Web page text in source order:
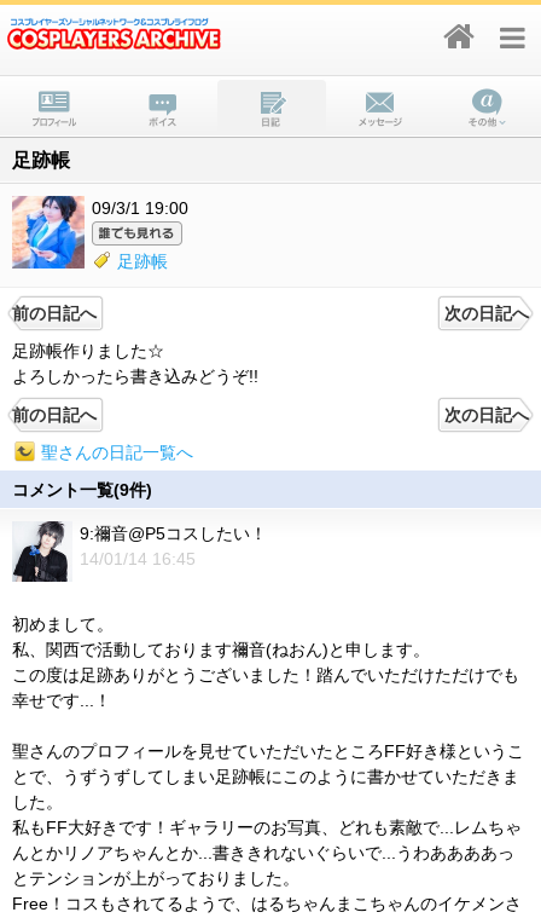
足跡帳
09/3/1 19:00
足跡帳
前の日記へ
次の日記へ
足跡帳作りました☆
よろしかったら書き込みどうぞ!!
前の日記へ
次の日記へ
聖さんの日記一覧へ
コメント一覧(9件)
9:禰音@P5コスしたい！
14/01/14 16:45
初めまして。
私、関西で活動しております禰音(ねおん)と申します。
この度は足跡ありがとうございました！踏んでいただけただけでも
幸せです...！
聖さんのプロフィールを見せていただいたところFF好き様というこ
とで、うずうずしてしまい足跡帳にこのように書かせていただきま
した。
私もFF大好きです！ギャラリーのお写真、どれも素敵で...レムちゃ
んとかリノアちゃんとか...書ききれないぐらいで...うわああああっ
とテンションが上がっておりました。
Free！コスもされてるようで、はるちゃんまこちゃんのイケメンさ